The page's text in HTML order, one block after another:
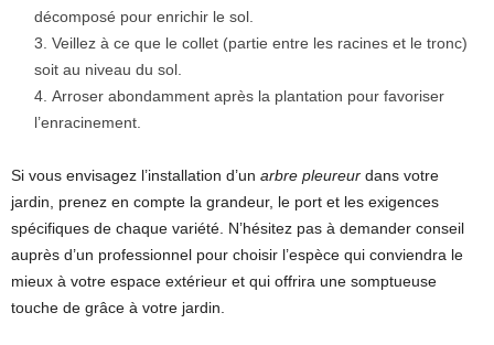
décomposé pour enrichir le sol.
Veillez à ce que le collet (partie entre les racines et le tronc)
soit au niveau du sol.
Arroser abondamment après la plantation pour favoriser
l’enracinement.
Si vous envisagez l’installation d’un arbre pleureur dans votre
jardin, prenez en compte la grandeur, le port et les exigences
spécifiques de chaque variété. N’hésitez pas à demander conseil
auprès d’un professionnel pour choisir l’espèce qui conviendra le
mieux à votre espace extérieur et qui offrira une somptueuse
touche de grâce à votre jardin.